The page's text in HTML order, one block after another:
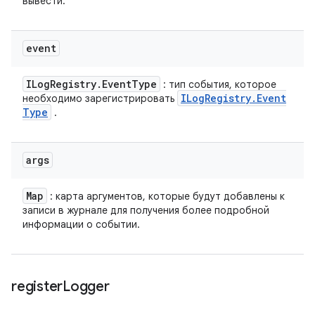
event
ILogRegistry. EventType
: тип события, которое
необходимо зарегистрировать ILogRegistry. Event
Type
.
args
Map
: карта аргументов, которые будут добавлены к
записи в журнале для получения более подробной
информации о событии.
registerLogger